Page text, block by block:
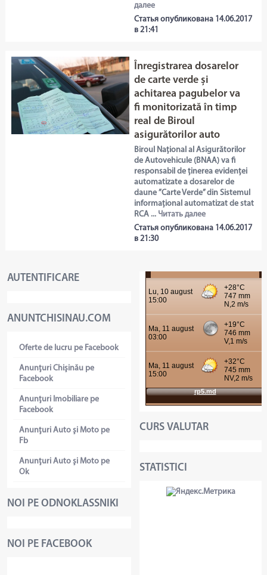
далее
Статья опубликована 14.06.2017
в 21:41
Înregistrarea dosarelor
de carte verde și
achitarea pagubelor va
fi monitorizată în timp
real de Biroul
asigurătorilor auto
Biroul Național al Asigurătorilor
de Autovehicule (BNAA) va fi
responsabil de ținerea evidenței
automatizate a dosarelor de
daune ”Carte Verde” din Sistemul
informațional automatizat de stat
RCA ... Читать далее
Статья опубликована 14.06.2017
в 21:30
AUTENTIFICARE
ANUNTCHISINAU.COM
Oferte de lucru pe Facebook
Anunţuri Chişinău pe
Facebook
Anunţuri Imobiliare pe
Facebook
Anunţuri Auto şi Moto pe
Fb
Anunţuri Auto şi Moto pe
Ok
NOI PE ODNOKLASSNIKI
NOI PE FACEBOOK
CURS VALUTAR
STATISTICI